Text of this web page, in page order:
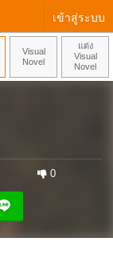
เข้าสู่ระบบ
Visual
Novel
แต่ง
Visual
Novel
0